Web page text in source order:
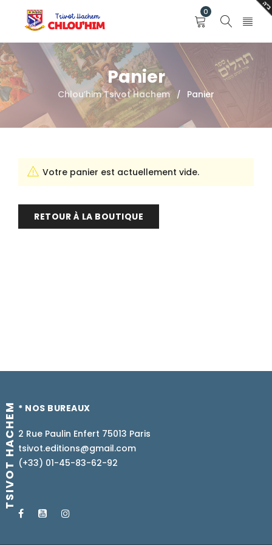
0
Panier
Chlou’him Tsivot Hachem / Panier
Votre panier est actuellement vide.
RETOUR À LA BOUTIQUE
TSIVOT HACHEM * NOS BUREAUX
2 Rue Paulin Enfert 75013 Paris
tsivot.editions@gmail.com
(+33) 01-45-83-62-92